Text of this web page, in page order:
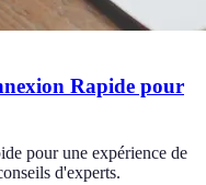
Rapide pour
pour une expérience de
d'experts.